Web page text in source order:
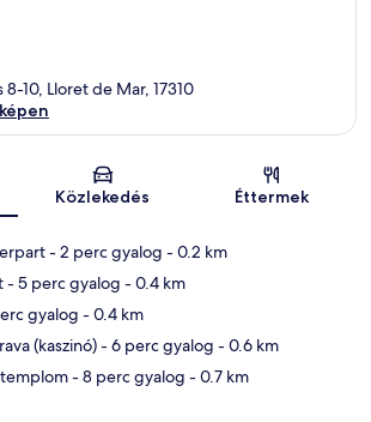
Térkép
8-10, Lloret de Mar, 17310
Közlekedés Éttermek
- 2 perc gyalog - 0.2 km
- 5 perc gyalog - 0.4 km
gyalog - 0.4 km
(kaszinó)- 6 perc gyalog - 0.6 km
- 8 perc gyalog - 0.7 km